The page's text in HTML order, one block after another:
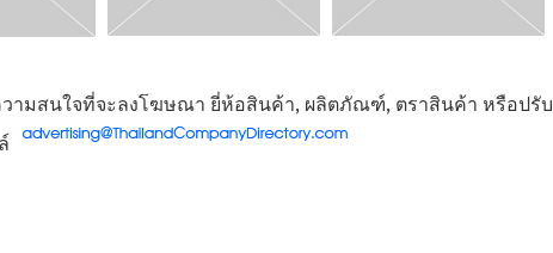
ามสนใจที่จะลงโฆษณา ยี่ห้อสินค้า, ผลิตภัณฑ์, ตราสินค้า หรือปรับ